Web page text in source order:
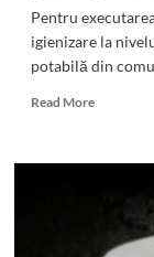
Pentru
igienizare la
potabilă din
Read MoreRead
ATENȚIE!